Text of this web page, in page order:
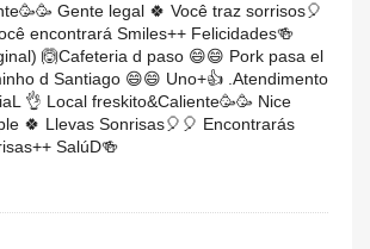
Gente legal 🍀 Você traz sorrisos🎈
encontrará Smiles++ Felicidades🍻
🙆Cafeteria d paso 😄😄 Pork pasa el
d Santiago 😄😄 Uno+👍 .Atendimento
👌 Local freskito&Caliente🥳🥳 Nice
🍀 Llevas Sonrisas🎈🎈 Encontrarás
SalúD🍻